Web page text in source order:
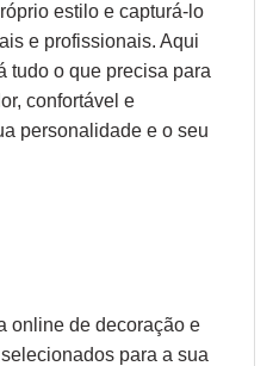
estilo e capturá-lo
e profissionais. Aqui
tudo o que precisa para
confortável e
personalidade e o seu
online de decoração e
para a sua